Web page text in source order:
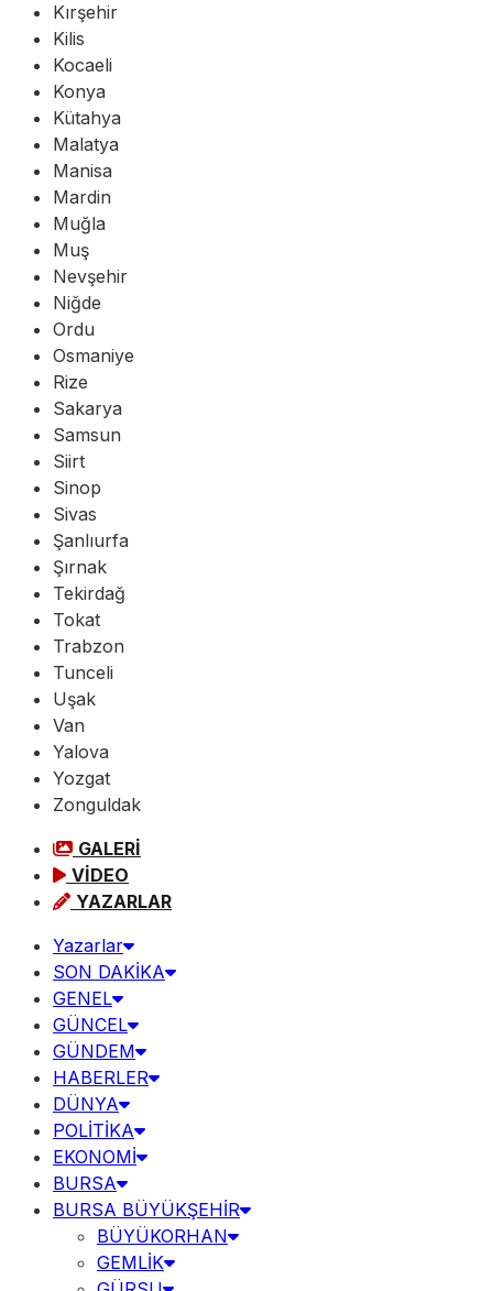
Kırşehir
Kilis
Kocaeli
Konya
Kütahya
Malatya
Manisa
Mardin
Muğla
Muş
Nevşehir
Niğde
Ordu
Osmaniye
Rize
Sakarya
Samsun
Siirt
Sinop
Sivas
Şanlıurfa
Şırnak
Tekirdağ
Tokat
Trabzon
Tunceli
Uşak
Van
Yalova
Yozgat
Zonguldak
GALERİ
VİDEO
YAZARLAR
Yazarlar
SON DAKİKA
GENEL
GÜNCEL
GÜNDEM
HABERLER
DÜNYA
POLİTİKA
EKONOMİ
BURSA
BURSA BÜYÜKŞEHİR
BÜYÜKORHAN
GEMLİK